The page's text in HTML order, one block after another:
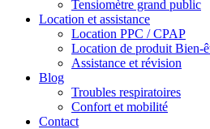
Tensiomètre grand public
Location et assistance
Location PPC / CPAP
Location de produit Bien-
Assistance et révision
Blog
Troubles respiratoires
Confort et mobilité
Contact